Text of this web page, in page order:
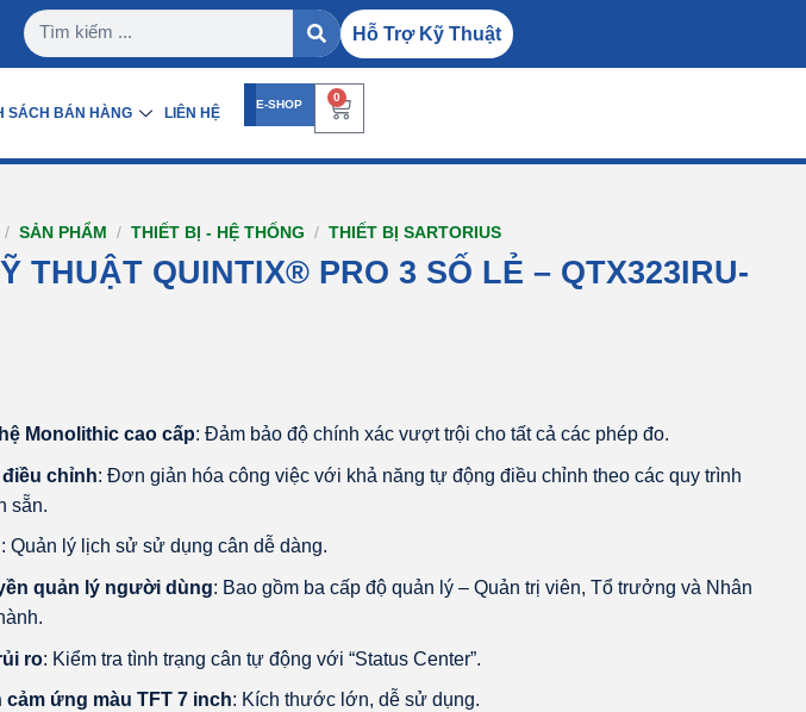
Hỗ Trợ Kỹ Thuật
SÁCH BÁN HÀNG LIÊN HỆ E-SHOP
0
/ SẢN PHẨM / THIẾT BỊ - HỆ THỐNG / THIẾT BỊ SARTORIUS
THUẬT QUINTIX® PRO 3 SỐ LẺ – QTX323IRU-
Monolithic cao cấp: Đảm bảo độ chính xác vượt trội cho tất cả các phép đo.
chỉnh: Đơn giản hóa công việc với khả năng tự động điều chỉnh theo các quy trình
sẵn.
: Quản lý lịch sử sử dụng cân dễ dàng.
quản lý người dùng: Bao gồm ba cấp độ quản lý – Quản trị viên, Tổ trưởng và Nhân
ro: Kiểm tra tình trạng cân tự động với “Status Center”.
cảm ứng màu TFT 7 inch: Kích thước lớn, dễ sử dụng.